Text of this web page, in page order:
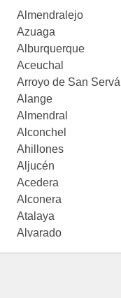
Almendralejo
Azuaga
Alburquerque
Aceuchal
Arroyo de San
Alange
Almendral
Alconchel
Ahillones
Aljucén
Acedera
Alconera
Atalaya
Alvarado